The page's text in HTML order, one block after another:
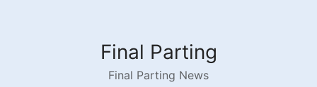
Final Parting
Final Parting News